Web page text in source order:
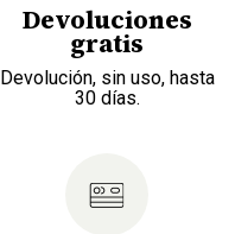
Devoluciones
gratis
Devolución, sin uso, hasta
30 días.